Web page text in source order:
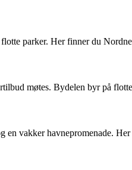
parker. Her finner du
møtes. Bydelen byr på
en vakker havnepromenade.